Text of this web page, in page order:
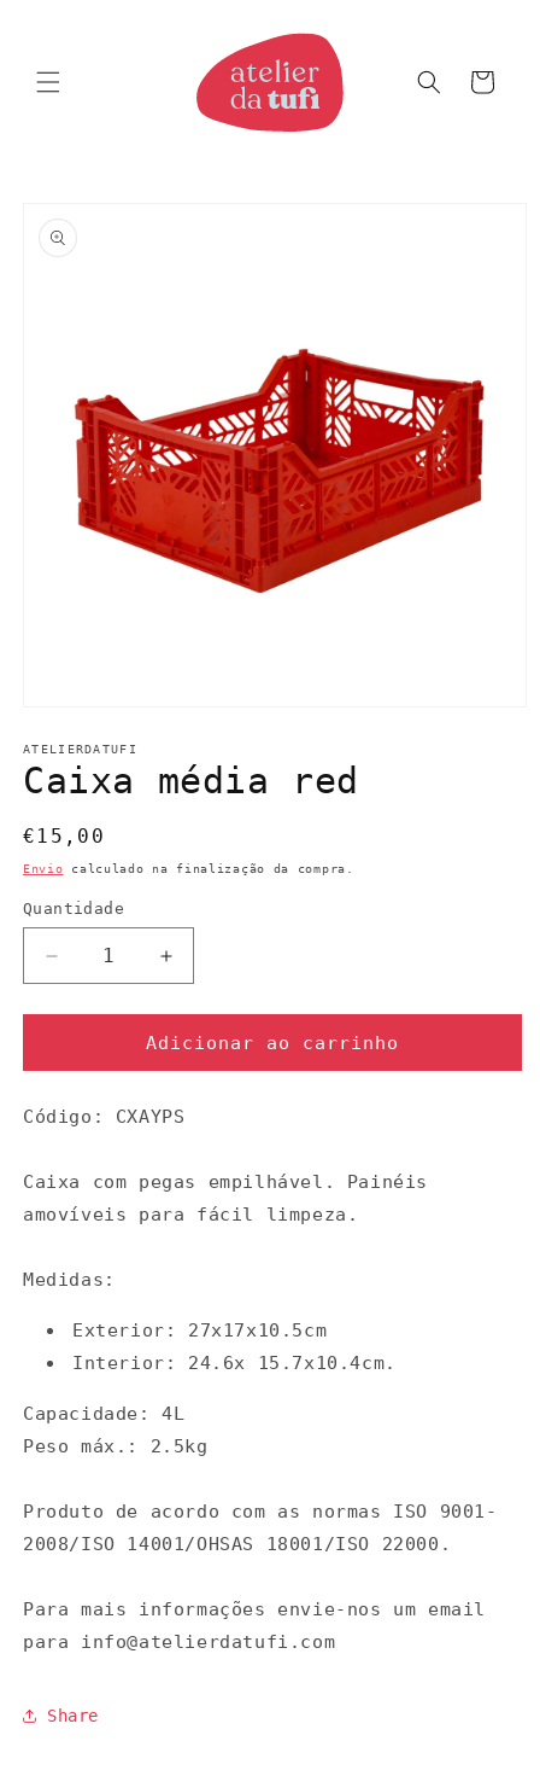
Carrinho
para a
informação
do produto
multimédia
1
em
ATELIERDATUFI
Caixa média red
Preço
normal
€15,00
Envio calculado na finalização da compra.
Quantidade
Quantidade
Diminuir
a
quantidade
Caixa
red
Aumentar
a
quantidade
de
Caixa
red
Adicionar ao carrinho
Código: CXAYPS
Caixa com pegas empilhável. Painéis
amovíveis para fácil limpeza.
Medidas:
Exterior: 27x17x10.5cm
Interior: 24.6x 15.7x10.4cm.
Capacidade: 4L
Peso máx.: 2.5kg
Produto de acordo com as normas ISO 9001-
2008/ISO 14001/OHSAS 18001/ISO 22000.
Para mais informações envie-nos um email
para info@atelierdatufi.com
Share